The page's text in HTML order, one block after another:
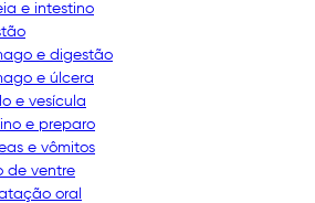
e intestino
e digestão
e úlcera
e vesícula
e preparo
e vômitos
de ventre
oral